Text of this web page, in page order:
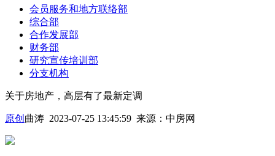
会员服务和地方联络部
综合部
合作发展部
财务部
研究宣传培训部
分支机构
关于房地产，高层有了最新定调
原创 曲涛 2023-07-25 13:45:59 来源： 中房网